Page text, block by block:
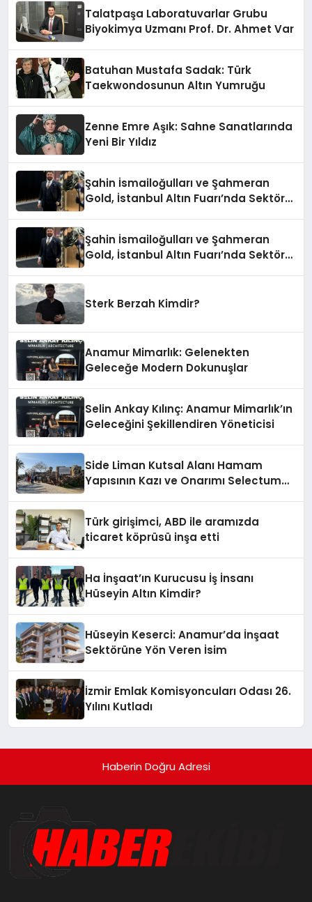
Talatpaşa Laboratuvarlar Grubu
Biyokimya Uzmanı Prof. Dr. Ahmet Var
Batuhan Mustafa Sadak: Türk
Taekwondosunun Altın Yumruğu
Zenne Emre Aşık: Sahne Sanatlarında
Yeni Bir Yıldız
Şahin İsmailoğulları ve Şahmeran
Gold, İstanbul Altın Fuarı’nda Sektöre
Şahin İsmailoğulları ve Şahmeran
Gold, İstanbul Altın Fuarı’nda Sektöre
Sterk Berzah Kimdir?
Anamur Mimarlık: Gelenekten
Geleceğe Modern Dokunuşlar
Selin Ankay Kılınç: Anamur Mimarlık’ın
Geleceğini Şekillendiren Yöneticisi
Side Liman Kutsal Alanı Hamam
Yapısının Kazı ve Onarımı Selectum
Türk girişimci, ABD ile aramızda
ticaret köprüsü inşa etti
Ha İnşaat’ın Kurucusu İş İnsanı
Hüseyin Altın Kimdir?
Hüseyin Keserci: Anamur’da İnşaat
Sektörüne Yön Veren İsim
İzmir Emlak Komisyoncuları Odası 26.
Yılını Kutladı
Haberin Doğru Adresi